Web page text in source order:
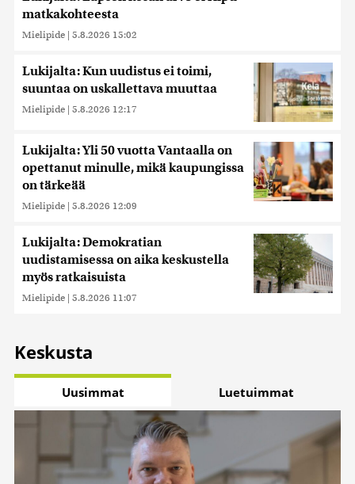
matkakohteesta
Mielipide | 5.8.2026 15:02
Lukijalta: Kun uudistus ei toimi,
suuntaa on uskallettava muuttaa
Mielipide | 5.8.2026 12:17
Lukijalta: Yli 50 vuotta Vantaalla on
opettanut minulle, mikä kaupungissa
on tärkeää
Mielipide | 5.8.2026 12:09
Lukijalta: Demokratian
uudistamisessa on aika keskustella
myös ratkaisuista
Mielipide | 5.8.2026 11:07
Keskusta
Uusimmat Luetuimmat